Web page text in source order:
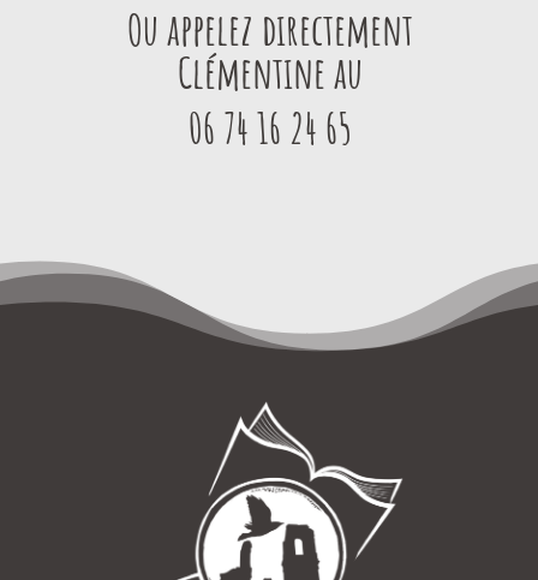
Ou appelez directement
Clémentine au
06 74 16 24 65